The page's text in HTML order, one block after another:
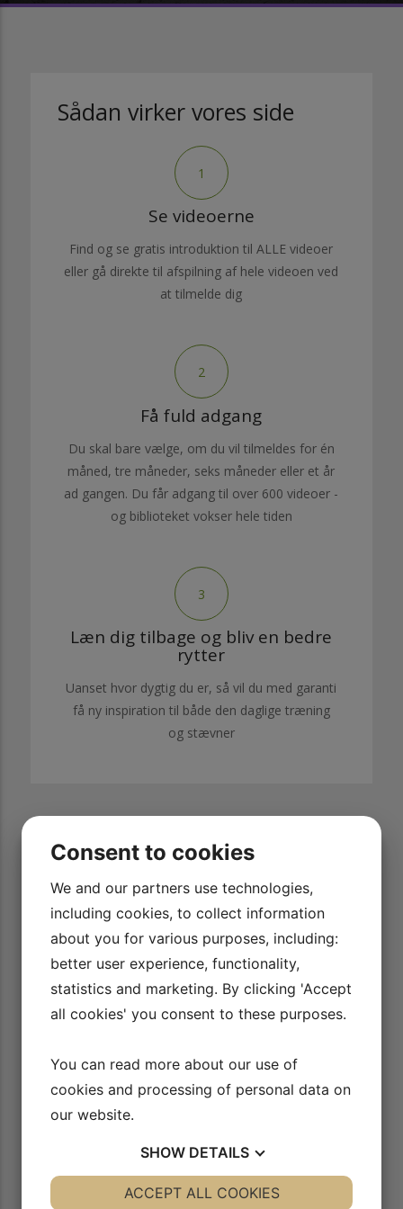
Sådan virker vores side
1
Se videoerne
Find og se gratis introduktion til ALLE videoer
eller gå direkte til afspilning af hele videoen ved
at tilmelde dig
2
Få fuld adgang
Du skal bare vælge, om du vil tilmeldes for én
måned, tre måneder, seks måneder eller et år
ad gangen. Du får adgang til over 600 videoer -
og biblioteket vokser hele tiden
3
Læn dig tilbage og bliv en bedre
rytter
Uanset hvor dygtig du er, så vil du med garanti
få ny inspiration til både den daglige træning
og stævner
Både som rytter og underviser er der gode tips til løsninger
og forklaringer. Et super værktøj i kassen.
Karoline Louise Skøt
Consent to cookies
We and our partners use technologies,
including cookies, to collect information
about you for various purposes, including:
better user experience, functionality,
statistics and marketing. By clicking 'Accept
all cookies' you consent to these purposes.
You can read more about our use of
cookies and processing of personal data on
our website.
SHOW DETAILS
YES NO YES NO
ACCEPT ALL COOKIES